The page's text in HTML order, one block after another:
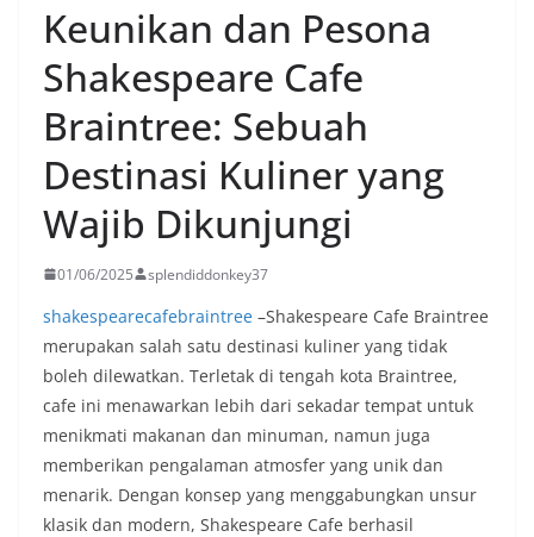
Keunikan dan Pesona
Shakespeare Cafe
Braintree: Sebuah
Destinasi Kuliner yang
Wajib Dikunjungi
01/06/2025 splendiddonkey37
shakespearecafebraintree –Shakespeare Cafe Braintree
merupakan salah satu destinasi kuliner yang tidak
boleh dilewatkan. Terletak di tengah kota Braintree,
cafe ini menawarkan lebih dari sekadar tempat untuk
menikmati makanan dan minuman, namun juga
memberikan pengalaman atmosfer yang unik dan
menarik. Dengan konsep yang menggabungkan unsur
klasik dan modern, Shakespeare Cafe berhasil